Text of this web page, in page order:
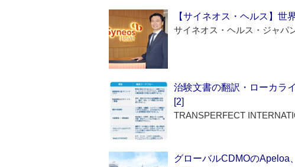
【サイネオス・ヘルス】
サイネオス・ヘルス・ジャパ
治験文書の翻訳・ローカラ
[2]
TRANSPERFECT
グローバルCDMOのApeloa